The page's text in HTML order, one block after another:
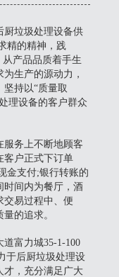
厨垃圾处理设备供
精的精神，践
产品品质着手生
生产的源动力，
持以“质量取
理设备的客户群众
服务上不断地顾客
客户正式下订单
金支付;银行转账的
时间内为餐厅，酒
交易过程中、便
的追求。
富力城35-1-100
于后厨垃圾处理设
才，充分满足广大